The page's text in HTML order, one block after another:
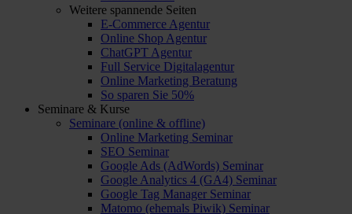
Weitere spannende Seiten
E-Commerce Agentur
Online Shop Agentur
ChatGPT Agentur
Full Service Digitalagentur
Online Marketing Beratung
So sparen Sie 50%
Seminare & Kurse
Seminare (online & offline)
Online Marketing Seminar
SEO Seminar
Google Ads (AdWords) Seminar
Google Analytics 4 (GA4) Seminar
Google Tag Manager Seminar
Matomo (ehemals Piwik) Seminar